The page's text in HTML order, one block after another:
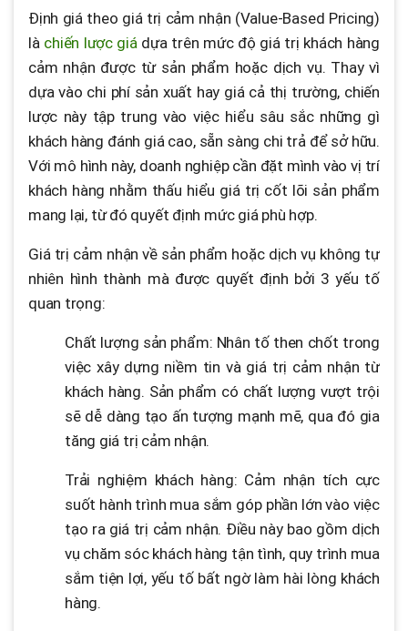
4.2. Đánh giá giá trị sản phẩm
4.3. Xác định mức giá tối ưu
4.4. Marketing truyền tải giá trị sản
phẩm
4.5. Theo dõi tối ưu giá
5. Ví dụ định giá theo giá trị cảm nhận
Định giá theo giá trị cảm nhận (Value-Based Pricing)
là chiến lược giádựa trên mức độ giá trị khách hàng
cảm nhận được từ sản phẩm hoặc dịch vụ. Thay vì
dựa vào chi phí sản xuất hay giá cả thị trường, chiến
lược này tập trung vào việc hiểu sâu sắc những gì
khách hàng đánh giá cao, sẵn sàng chi trả để sở hữu.
Với mô hình này, doanh nghiệp cần đặt mình vào vị trí
khách hàng nhằm thấu hiểu giá trị cốt lõi sản phẩm
mang lại, từ đó quyết định mức giá phù hợp.
Giá trị cảm nhận về sản phẩm hoặc dịch vụ không tự
nhiên hình thành mà được quyết định bởi 3 yếu tố
quan trọng:
Chất lượng sản phẩm: Nhân tố then chốt trong
việc xây dựng niềm tin và giá trị cảm nhận từ
khách hàng. Sản phẩm có chất lượng vượt trội
sẽ dễ dàng tạo ấn tượng mạnh mẽ, qua đó gia
tăng giá trị cảm nhận.
Trải nghiệm khách hàng: Cảm nhận tích cực
suốt hành trình mua sắm góp phần lớn vào việc
tạo ra giá trị cảm nhận. Điều này bao gồm dịch
vụ chăm sóc khách hàng tận tình, quy trình mua
sắm tiện lợi, yếu tố bất ngờ làm hài lòng khách
hàng.